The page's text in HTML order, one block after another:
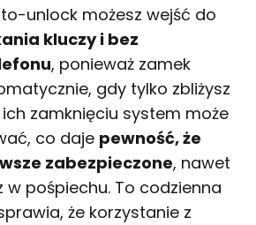
unlock możesz wejść do
kluczy i bez
, ponieważ zamek
gdy tylko zbliżysz
ich zamknięciu system może
co daje pewność, że
zabezpieczone, nawet
w pośpiechu. To codzienna
że korzystanie z